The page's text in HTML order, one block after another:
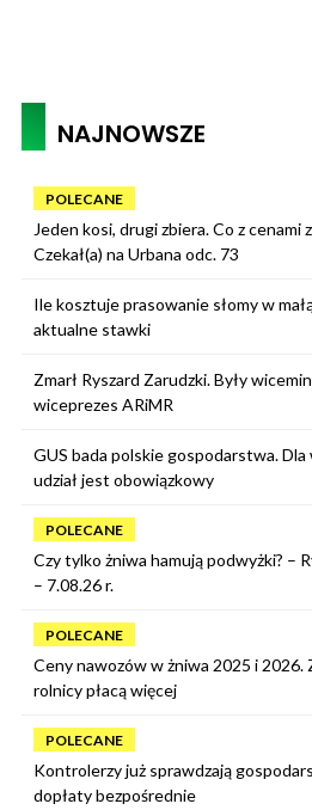
NAJNOWSZE
POLECANE
Jeden kosi, drugi zbiera. Co z cenami
Czekał(a) na Urbana odc. 73
Ile kosztuje prasowanie słomy w
aktualne stawki
Zmarł Ryszard Zarudzki. Były
wiceprezes ARiMR
GUS bada polskie gospodarstwa.
udział jest obowiązkowy
POLECANE
Czy tylko żniwa hamują podwyżki? –
– 7.08.26 r.
POLECANE
Ceny nawozów w żniwa 2025 i
rolnicy płacą więcej
POLECANE
Kontrolerzy już sprawdzają
dopłaty bezpośrednie